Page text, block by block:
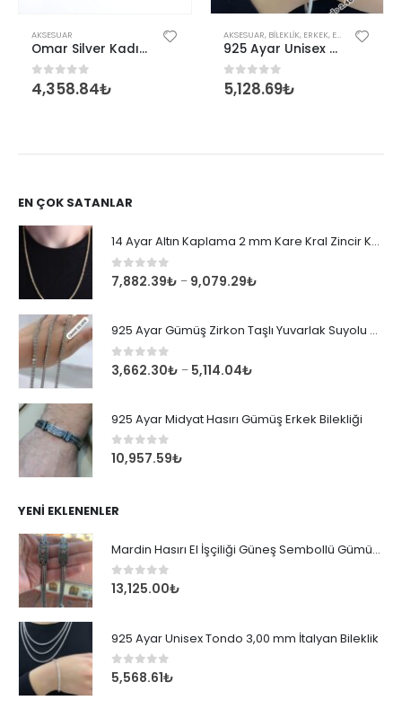
AKSESUAR
Omar Silver Kadın İtalyan Üçlü Örgü Gümüş Bileklik
0out of 5
4,358.84₺
AKSESUAR, BILEKLIK, ERKEK, ERKEK BILEKLIK
925 Ayar Unisex Tondo 2,40 mm İtalyan Bileklik
0out of 5
5,128.69₺
EN ÇOK SATANLAR
14 Ayar Altın Kaplama 2 mm Kare Kral Zincir Kolye
0 out of 5
7,882.39₺ – 9,079.29₺
925 Ayar Gümüş Zirkon Taşlı Yuvarlak Suyolu Bileklik
0 out of 5
3,662.30₺ – 5,114.04₺
925 Ayar Midyat Hasırı Gümüş Erkek Bilekliği
0out of 5
10,957.59₺
YENI EKLENENLER
Mardin Hasırı El İşçiliği Güneş Sembollü Gümüş Erkek Bileklik
0out of 5
13,125.00₺
925 Ayar Unisex Tondo 3,00 mm İtalyan Bileklik
0 out of 5
5,568.61₺